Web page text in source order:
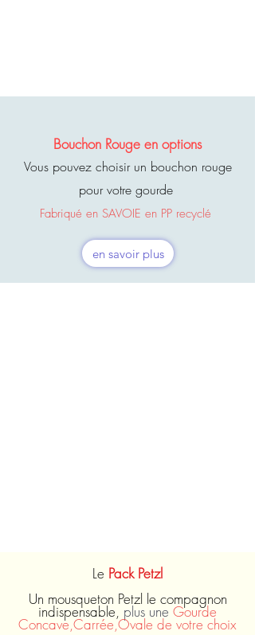
Bouchon Rouge en options
Vous pouvez choisir un bouchon rouge
pour votre gourde
Fabriqué en SAVOIE en PP recyclé
en savoir plus
Le Pack Petzl
Un mousqueton Petzl le compagnon
indispensable, plus une Gourde
Concave,Carrée,Ovale de votre choix